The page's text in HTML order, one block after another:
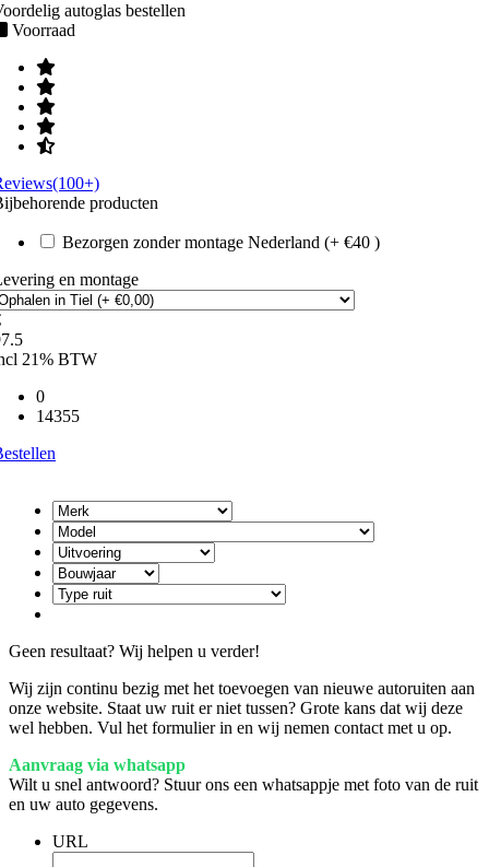
autoglas bestellen
Voorraad
producten
Bezorgen zonder montage Nederland (+ €40 )
en montage
21% BTW
0
14355
Geen resultaat? Wij helpen u verder!
Wij zijn continu bezig met het toevoegen van nieuwe autoruiten aan
onze website. Staat uw ruit er niet tussen? Grote kans dat wij deze
wel hebben. Vul het formulier in en wij nemen contact met u op.
Aanvraag via whatsapp
Wilt u snel antwoord? Stuur ons een whatsappje met foto van de ruit
en uw auto gegevens.
URL